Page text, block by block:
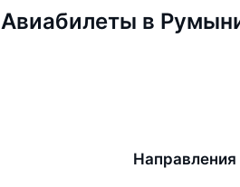
Авиабилеты в
Направления